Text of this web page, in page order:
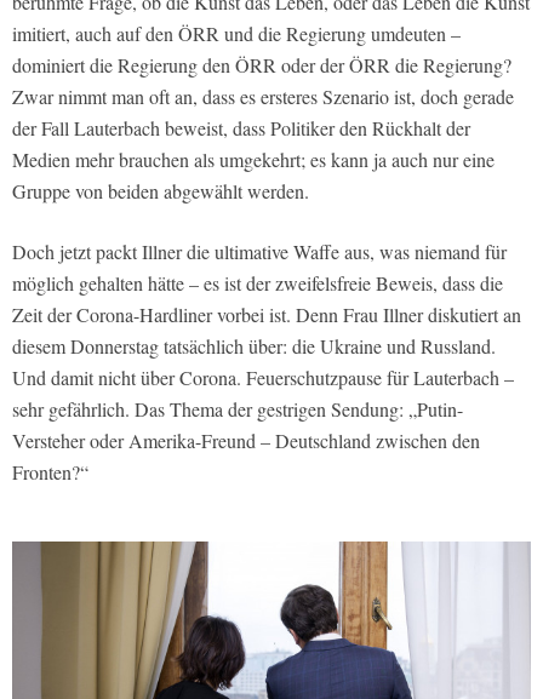
imitiert, auch auf den ÖRR und die Regierung umdeuten –
dominiert die Regierung den ÖRR oder der ÖRR die Regierung?
Zwar nimmt man oft an, dass es ersteres Szenario ist, doch gerade
der Fall Lauterbach beweist, dass Politiker den Rückhalt der
Medien mehr brauchen als umgekehrt; es kann ja auch nur eine
Gruppe von beiden abgewählt werden.
Doch jetzt packt Illner die ultimative Waffe aus, was niemand für
möglich gehalten hätte – es ist der zweifelsfreie Beweis, dass die
Zeit der Corona-Hardliner vorbei ist. Denn Frau Illner diskutiert an
diesem Donnerstag tatsächlich über: die Ukraine und Russland.
Und damit nicht über Corona. Feuerschutzpause für Lauterbach –
sehr gefährlich. Das Thema der gestrigen Sendung: „Putin-
Versteher oder Amerika-Freund – Deutschland zwischen den
Fronten?“